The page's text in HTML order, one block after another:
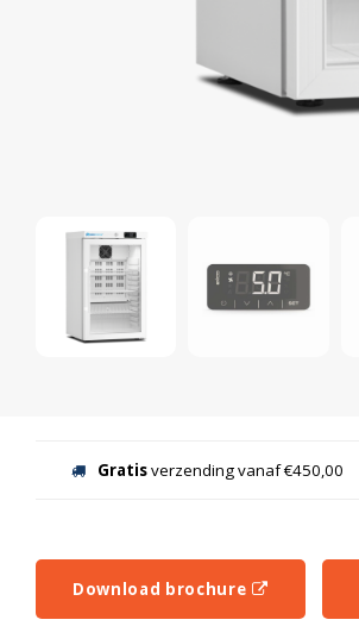
Gratisverzending vanaf €450,00
Download brochure